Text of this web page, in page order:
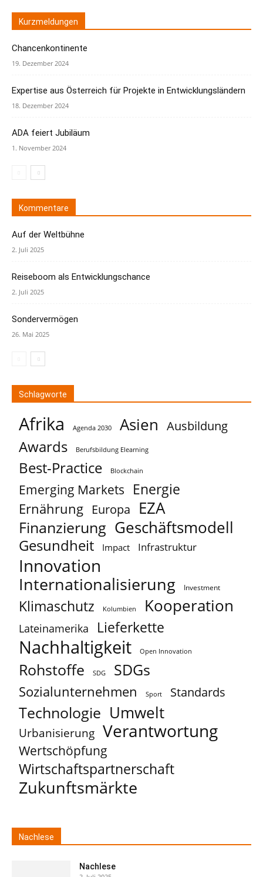
Kurzmeldungen
Chancenkontinente
19. Dezember 2024
Expertise aus Österreich für Projekte in Entwicklungsländern
18. Dezember 2024
ADA feiert Jubiläum
1. November 2024
Kommentare
Auf der Weltbühne
2. Juli 2025
Reiseboom als Entwicklungschance
2. Juli 2025
Sondervermögen
26. Mai 2025
Schlagworte
Afrika Agenda 2030 Asien Ausbildung
Awards Berufsbildung Elearning
Best-Practice Blockchain
Emerging Markets Energie
Ernährung Europa EZA
Finanzierung Geschäftsmodell
Gesundheit Impact Infrastruktur
Innovation
Internationalisierung Investment
Klimaschutz Kolumbien Kooperation
Lateinamerika Lieferkette
Nachhaltigkeit Open Innovation
Rohstoffe SDG SDGs
Sozialunternehmen Sport Standards
Technologie Umwelt
Urbanisierung Verantwortung
Wertschöpfung
Wirtschaftspartnerschaft
Zukunftsmärkte
Nachlese
Nachlese